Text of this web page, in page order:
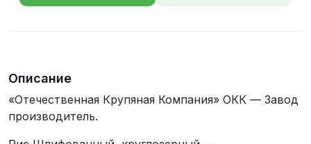
Описание
«Отечественная Крупяная Компания» ОКК — Завод
производитель.